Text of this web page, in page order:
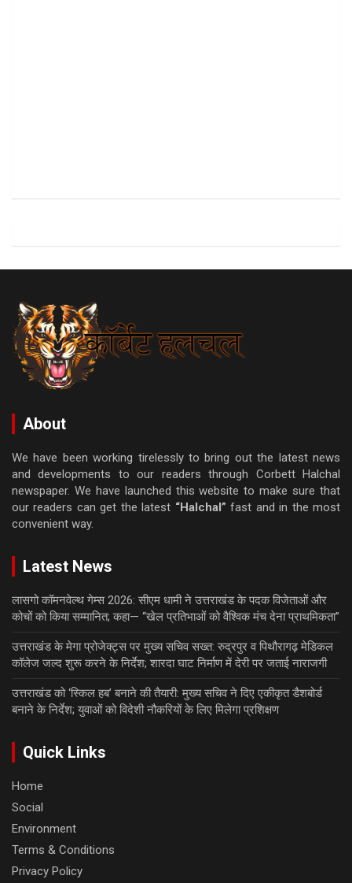
About
We have been working tirelessly to bring out the latest news
and developments to our readers through Corbett Halchal
newspaper. We have launched this website to make sure that
our readers can get the latest “Halchal” fast and in the most
convenient way.
Latest News
लासगो कॉमनवेल्थ गेम्स 2026: सीएम धामी ने उत्तराखंड के पदक विजेताओं और
कोचों को किया सम्मानित; कहा— “खेल प्रतिभाओं को वैश्विक मंच देना प्राथमिकता”
उत्तराखंड के मेगा प्रोजेक्ट्स पर मुख्य सचिव सख्त: रुद्रपुर व पिथौरागढ़ मेडिकल
कॉलेज जल्द शुरू करने के निर्देश; शारदा घाट निर्माण में देरी पर जताई नाराजगी
उत्तराखंड को ‘स्किल हब’ बनाने की तैयारी: मुख्य सचिव ने दिए एकीकृत डैशबोर्ड
बनाने के निर्देश; युवाओं को विदेशी नौकरियों के लिए मिलेगा प्रशिक्षण
Quick Links
Home
Social
Environment
Terms & Conditions
Privacy Policy